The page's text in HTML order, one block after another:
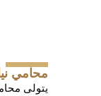
محامي
يتولى